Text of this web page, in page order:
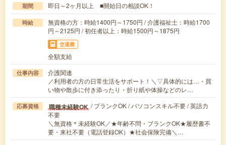
期間 即日～2ヶ月以上 ■開始日の相談OK！
時給
無資格の方：時給1400円～1750円 / 介護福祉士：時給1700
円～2125円 / 初任者以上：時給1500円～1875円
交通費
全額支給
仕事内容
介護関連
／利用者の方の日常生活をサポート！＼▽具体的には…・買
い物や散歩に付き添ったり・折り紙や体操などのレ…
応募資格 職種未経験OK / ブランクOK / パソコンスキル不要 / 英語力
不要
＼無資格＊未経験OK／★年齢不問・ブランクOK★履歴書不
要・来社不要（電話登録OK）★社会保険完備＼…